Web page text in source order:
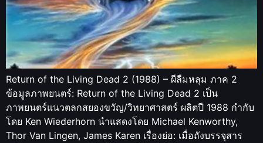
Return of the Living Dead 2 (1988) – ผีลืมหลุม ภาค 2
ข้อมูลภาพยนตร์: Return of the Living Dead 2 เป็น
ภาพยนตร์แนวตลกสยองขวัญ/วิทยาศาสตร์ ผลิตปี 1988 กำกับ
โดย Ken Wiederhorn นำแสดงโดย Michael Kenworthy,
Thor Van Lingen, James Karen เรื่องย่อ: เมื่อถังบรรจุสาร